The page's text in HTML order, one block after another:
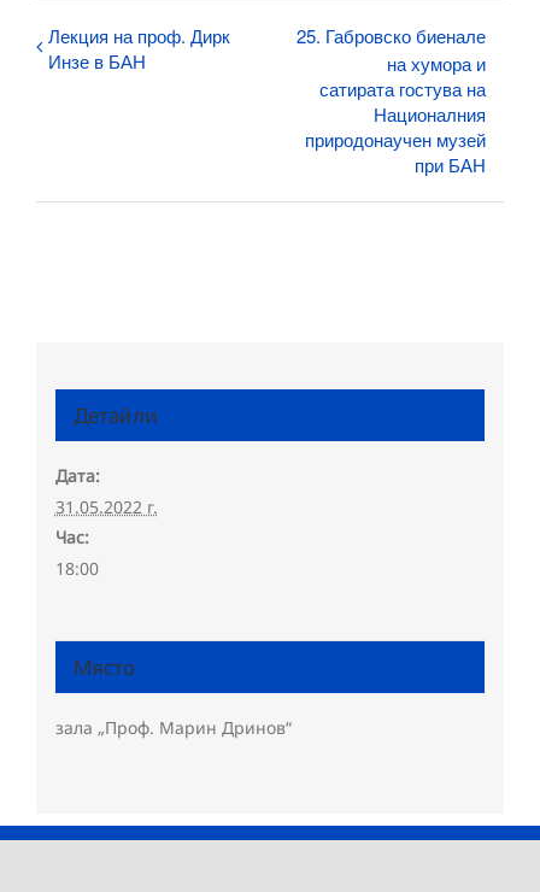
Лекция на проф. Дирк
Инзе в БАН
25. Габровско биенале
на хумора и
сатирата гостува на
Националния
природонаучен музей
при БАН
Детайли
Дата:
31.05.2022 г.
Час:
18:00
Място
зала „Проф. Марин Дринов“